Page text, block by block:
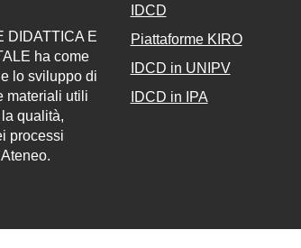
DIDATTICA E
ha come
lo sviluppo di
materiali utili
qualità,
processi
IDCD
Piattaforme KIRO
IDCD in UNIPV
IDCD in IPA